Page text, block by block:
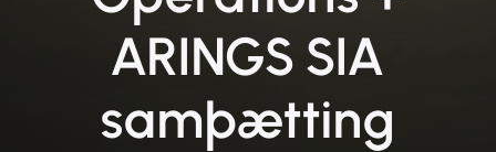
ARINGS SIA
samþætting